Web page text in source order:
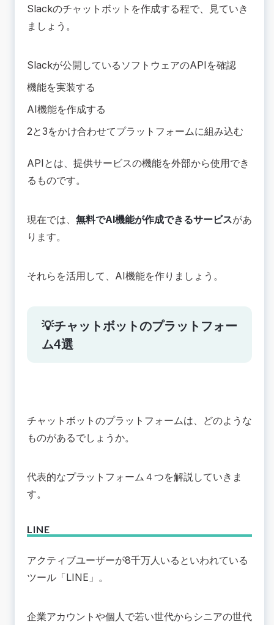
Slackのチャットボットを作成する程で、見ていき
ましょう。
Slackが公開しているソフトウェアのAPIを確認
機能を実装する
AI機能を作成する
2と3をかけ合わせてプラットフォームに組み込む
APIとは、提供サービスの機能を外部から使用でき
るものです。
現在では、 無料でAI機能が作成できるサービスがあ
ります。
それらを活用して、AI機能を作りましょう。
💡チャットボットのプラットフォー
ム4選
チャットボットのプラットフォームは、どのような
ものがあるでしょうか。
代表的なプラットフォーム４つを解説していきま
す。
LINE
アクティブユーザーが8千万人いるといわれている
ツール「LINE 」。
企業アカウントや個人で若い世代からシニアの世代